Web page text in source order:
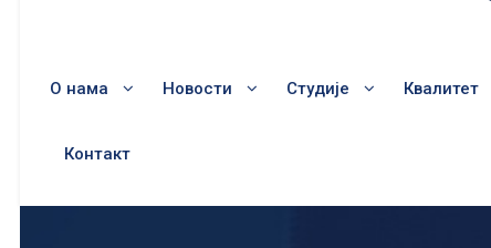
О нама Новости Студије Квалитет
Контакт